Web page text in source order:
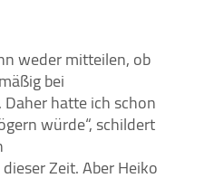
weder mitteilen, ob
bei
hatte ich schon
würde“, schildert
Zeit. Aber Heiko